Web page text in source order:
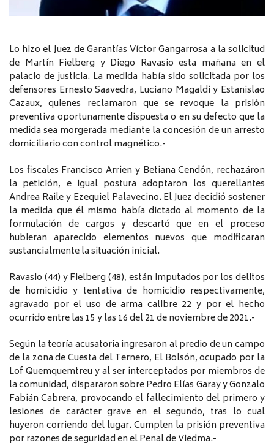
Lo hizo el Juez de Garantías Víctor Gangarrosa a la solicitud
de Martín Fielberg y Diego Ravasio esta mañana en el
palacio de justicia. La medida había sido solicitada por los
defensores Ernesto Saavedra, Luciano Magaldi y Estanislao
Cazaux, quienes reclamaron que se revoque la prisión
preventiva oportunamente dispuesta o en su defecto que la
medida sea morgerada mediante la concesión de un arresto
domiciliario con control magnético.-
Los fiscales Francisco Arrien y Betiana Cendón, rechazáron
la petición, e igual postura adoptaron los querellantes
Andrea Raile y Ezequiel Palavecino. El Juez decidió sostener
la medida que él mismo había dictado al momento de la
formulación de cargos y descartó que en el proceso
hubieran aparecido elementos nuevos que modificaran
sustancialmente la situación inicial.
Ravasio (44) y Fielberg (48), están imputados por los delitos
de homicidio y tentativa de homicidio respectivamente,
agravado por el uso de arma calibre 22 y por el hecho
ocurrido entre las 15 y las 16 del 21 de noviembre de 2021.-
Según la teoría acusatoria ingresaron al predio de un campo
de la zona de Cuesta del Ternero, El Bolsón, ocupado por la
Lof Quemquemtreu y al ser interceptados por miembros de
la comunidad, dispararon sobre Pedro Elías Garay y Gonzalo
Fabián Cabrera, provocando el fallecimiento del primero y
lesiones de carácter grave en el segundo, tras lo cual
huyeron corriendo del lugar. Cumplen la prisión preventiva
por razones de seguridad en el Penal de Viedma.-